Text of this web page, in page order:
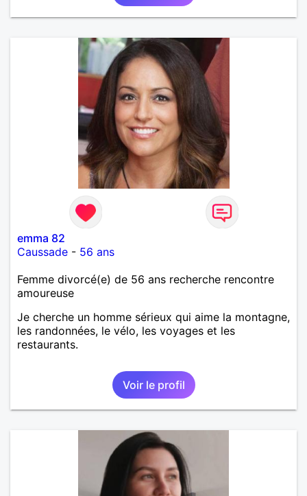
emma 82
Caussade - 56 ans
Femme divorcé(e) de 56 ans recherche rencontre
amoureuse
Je cherche un homme sérieux qui aime la montagne,
les randonnées, le vélo, les voyages et les
restaurants.
Voir le profil